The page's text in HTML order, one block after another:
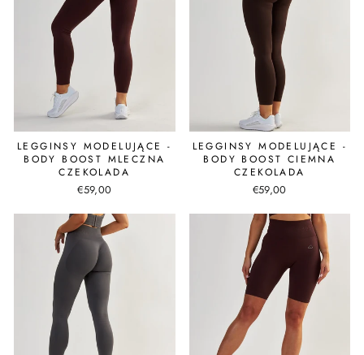
LEGGINSY MODELUJĄCE -
BODY BOOST MLECZNA
CZEKOLADA
€59,00
LEGGINSY MODELUJĄCE -
BODY BOOST CIEMNA
CZEKOLADA
€59,00